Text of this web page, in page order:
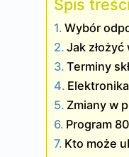
Spis treści
Wybór
Jak
Terminy
Zmiany w
Program
Kto może